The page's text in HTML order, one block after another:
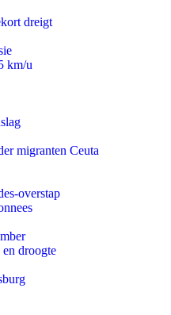
dreigt
km/u
migranten Ceuta
overstap
droogte